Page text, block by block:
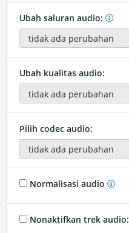
Ubah saluran audio:
Ubah kualitas audio:
Pilih codec audio:
Normalisasi audio
Nonaktifkan trek audio: